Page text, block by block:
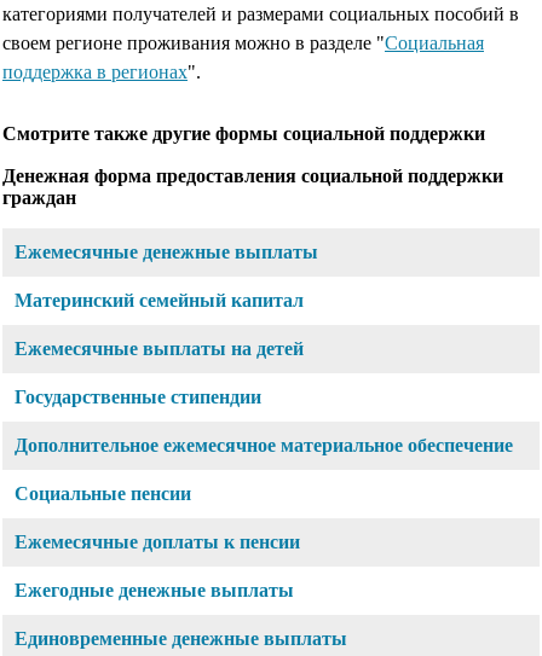
категориями получателей и размерами социальных пособий в
своем регионе проживания можно в разделе "Социальная
поддержка в регионах".
Смотрите также другие формы социальной поддержки
Денежная форма предоставления социальной поддержки
граждан
Ежемесячные денежные выплаты
Материнский семейный капитал
Ежемесячные выплаты на детей
Государственные стипендии
Дополнительное ежемесячное материальное обеспечение
Социальные пенсии
Ежемесячные доплаты к пенсии
Ежегодные денежные выплаты
Единовременные денежные выплаты